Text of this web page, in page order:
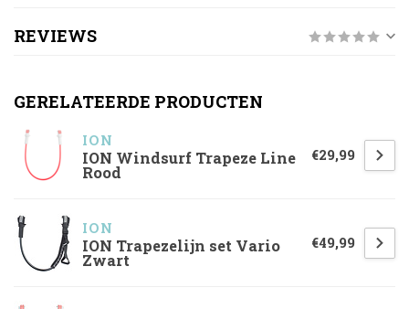
REVIEWS
GERELATEERDE PRODUCTEN
ION
ION Windsurf Trapeze Line
Rood
€29,99
ION
ION Trapezelijn set Vario
Zwart
€49,99